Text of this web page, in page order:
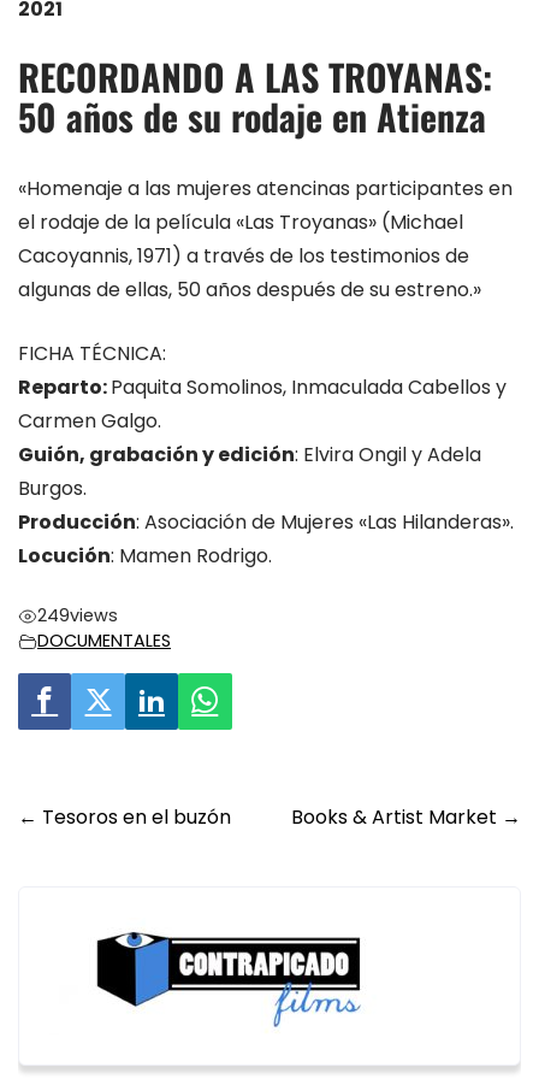
2021
RECORDANDO A LAS TROYANAS:
50 años de su rodaje en Atienza
«Homenaje a las mujeres atencinas participantes en
el rodaje de la película «Las Troyanas» (Michael
Cacoyannis, 1971) a través de los testimonios de
algunas de ellas, 50 años después de su estreno.»
FICHA TÉCNICA:
Reparto:Paquita Somolinos, Inmaculada Cabellos y
Carmen Galgo.
Guión, grabación y edición: Elvira Ongil y Adela
Burgos.
Producción: Asociación de Mujeres «Las Hilanderas».
Locución: Mamen Rodrigo.
249views
DOCUMENTALES
Post
← Tesoros en el buzón Books & Artist Market →